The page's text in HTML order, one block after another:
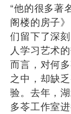
“他的很多著
阁楼的房子
们留下了深
人学习艺术
而言，对何
之中，却缺
验。去年，
多苓工作室进